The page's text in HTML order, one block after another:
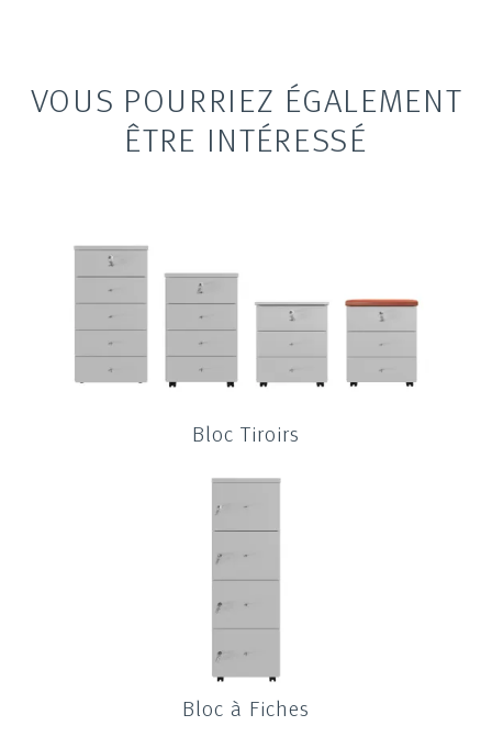
VOUS POURRIEZ ÉGALEMENT
ÊTRE INTÉRESSÉ
Bloc Tiroirs
Bloc à Fiches